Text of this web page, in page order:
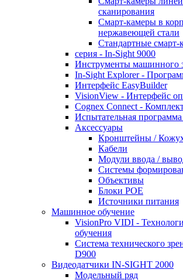
сканирования
Смарт-камеры в
нержавеющей стали
Стандартные смарт-
серия - In-Sight 9000
Инструменты машинного
In-Sight Explorer -
Интерфейс EasyBuilder
VisionView - Интерфейс
Cognex Connect -
Испытательная программа
Аксессуары
Кронштейны /
Кабели
Модули ввода /
Системы
Объективы
Блоки POE
Источники питания
Машинное обучение
VisionPro VIDI -
обучения
Cистема технического
D900
Видеодатчики IN-SIGHT 2000
Модельный ряд